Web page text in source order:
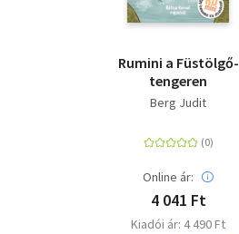
Rumini a Füstölgő-
tengeren
Berg Judit
Online ár:
4 041 Ft
Kiadói ár: 4 490 Ft